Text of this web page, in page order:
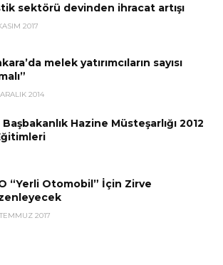
sektörü devinden ihracat artışı
2017
melek yatırımcıların sayısı
2014
Hazine Müsteşarlığı 2012
“Yerli Otomobil” İçin Zirve
2017